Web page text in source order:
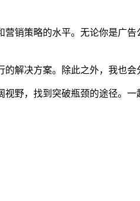
销策略的水平。无论你是广
解决方案。除此之外，我也
野，找到突破瓶颈的途径。